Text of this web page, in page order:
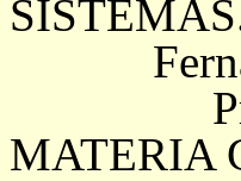
MATERIA